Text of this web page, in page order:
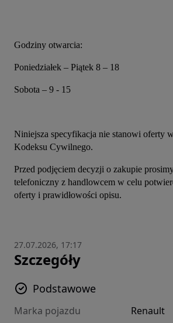
Godziny otwarcia:
Poniedziałek – Piątek 8 – 18
Sobota – 9 - 15
Niniejsza specyfikacja nie stanowi oferty
Kodeksu Cywilnego.
Przed podjęciem decyzji o zakupie
telefoniczny z handlowcem w celu
oferty i prawidłowości opisu.
27.07.2026, 17:17
Szczegóły
Podstawowe
Marka pojazdu Renault